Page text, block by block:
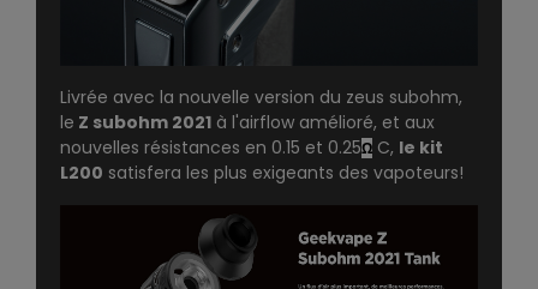
Livrée avec la nouvelle version du zeus subohm,
le Z subohm 2021 à l'airflow amélioré, et aux
nouvelles résistances en 0.15 et 0.25Ω C, le kit
L200 satisfera les plus exigeants des vapoteurs!